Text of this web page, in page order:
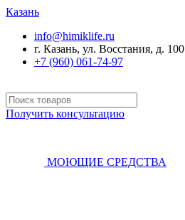
Казань
info@himiklife.ru
г. Казань, ул. Восстания, д. 100
+7 (960) 061-74-97
Получить консультацию
МОЮЩИЕ СРЕДСТВА